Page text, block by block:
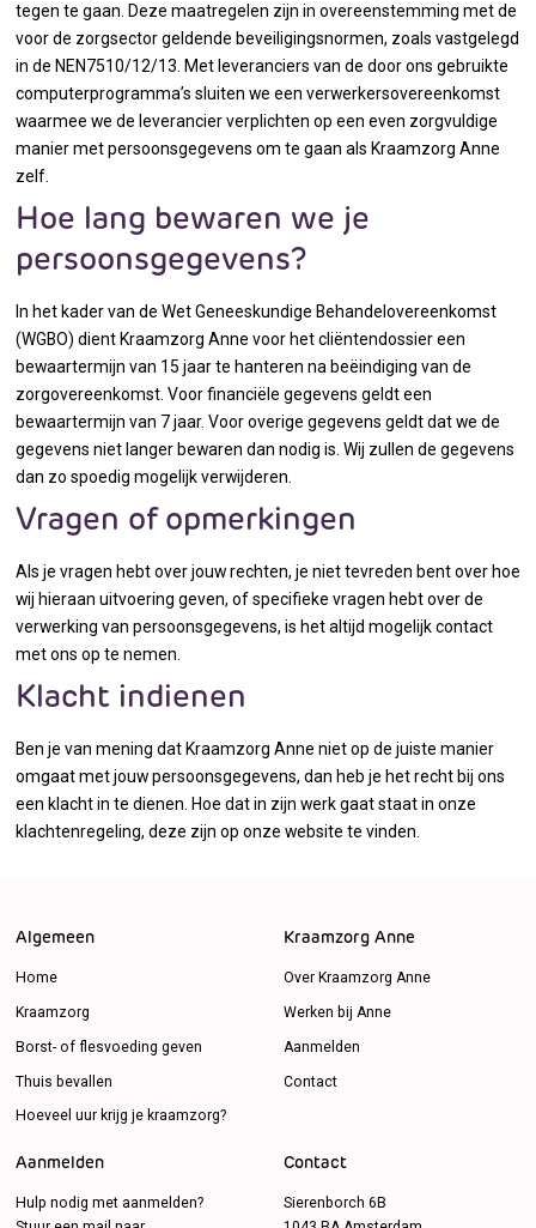
tegen te gaan. Deze maatregelen zijn in overeenstemming met de
voor de zorgsector geldende beveiligingsnormen, zoals vastgelegd
in de NEN7510/12/13. Met leveranciers van de door ons gebruikte
computerprogramma’s sluiten we een verwerkersovereenkomst
waarmee we de leverancier verplichten op een even zorgvuldige
manier met persoonsgegevens om te gaan als Kraamzorg Anne
zelf.
Hoe lang bewaren we je
persoonsgegevens?
In het kader van de Wet Geneeskundige Behandelovereenkomst
(WGBO) dient Kraamzorg Anne voor het cliëntendossier een
bewaartermijn van 15 jaar te hanteren na beëindiging van de
zorgovereenkomst. Voor financiële gegevens geldt een
bewaartermijn van 7 jaar. Voor overige gegevens geldt dat we de
gegevens niet langer bewaren dan nodig is. Wij zullen de gegevens
dan zo spoedig mogelijk verwijderen.
Vragen of opmerkingen
Als je vragen hebt over jouw rechten, je niet tevreden bent over hoe
wij hieraan uitvoering geven, of specifieke vragen hebt over de
verwerking van persoonsgegevens, is het altijd mogelijk contact
met ons op te nemen.
Klacht indienen
Ben je van mening dat Kraamzorg Anne niet op de juiste manier
omgaat met jouw persoonsgegevens, dan heb je het recht bij ons
een klacht in te dienen. Hoe dat in zijn werk gaat staat in onze
klachtenregeling, deze zijn op onze website te vinden.
Algemeen
Home
Kraamzorg
Borst- of flesvoeding geven
Thuis bevallen
Hoeveel uur krijg je kraamzorg?
Kraamzorg Anne
Over Kraamzorg Anne
Werken bij Anne
Aanmelden
Contact
Aanmelden
Hulp nodig met aanmelden?
Contact
Sierenborch 6B